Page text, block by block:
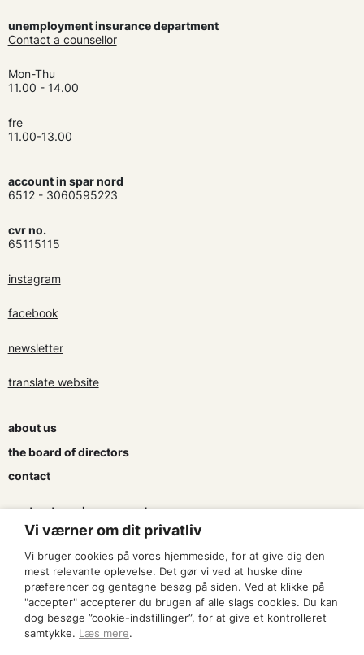
unemployment insurance department
Contact a counsellor
Mon-Thu
11.00 - 14.00
fre
11.00-13.00
account in spar nord
6512 - 3060595223
cvr no.
65115115
instagram
facebook
newsletter
translate website
about us
the board of directors
contact
contracts and agreements
apply for a subsidy
press & logo
become a member
Vi værner om dit privatliv
Vi bruger cookies på vores hjemmeside, for at give dig den
mest relevante oplevelse. Det gør vi ved at huske dine
præferencer og gentagne besøg på siden. Ved at klikke på
"accepter" accepterer du brugen af alle slags cookies. Du kan
dog besøge ”cookie-indstillinger”, for at give et kontrolleret
samtykke. Læs mere.